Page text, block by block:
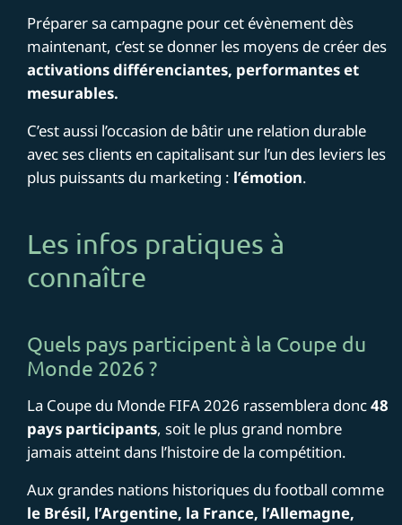
Préparer sa campagne pour cet évènement dès
maintenant, c’est se donner les moyens de créer des
activations différenciantes, performantes et
mesurables.
C’est aussi l’occasion de bâtir une relation durable
avec ses clients en capitalisant sur l’un des leviers les
plus puissants du marketing : l’émotion.
Les infos pratiques à
connaître
Quels pays participent à la Coupe du
Monde 2026 ?
La Coupe du Monde FIFA 2026 rassemblera donc48
pays participants, soit le plus grand nombre
jamais atteint dans l’histoire de la compétition.
Aux grandes nations historiques du football comme
le Brésil, l’Argentine, la France, l’Allemagne,